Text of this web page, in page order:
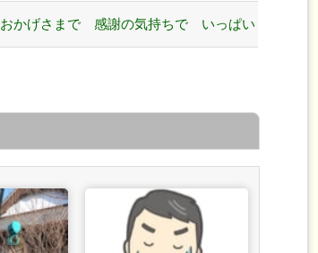
おかげさまで 感謝の気持ちで いっぱい